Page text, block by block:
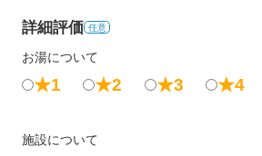
詳細評価 任意
お湯について
★1 ★2 ★3 ★4
施設について